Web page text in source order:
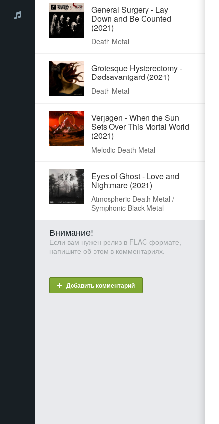
General Surgery - Lay
Down and Be Counted
(2021)
Death Metal
Grotesque Hysterectomy -
Dødsavantgard (2021)
Death Metal
Verjagen - When the Sun
Sets Over This Mortal World
(2021)
Melodic Death Metal
Eyes of Ghost - Love and
Nightmare (2021)
Atmospheric Death Metal /
Symphonic Black Metal
Внимание!
Если вам нужен релиз в FLAC-формате,
напишите об этом в комментариях.
Добавить комментарий